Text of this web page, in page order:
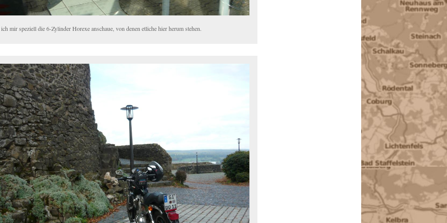
mir speziell die 6-Zylinder Horexe anschaue, von denen etliche hier herum stehen.